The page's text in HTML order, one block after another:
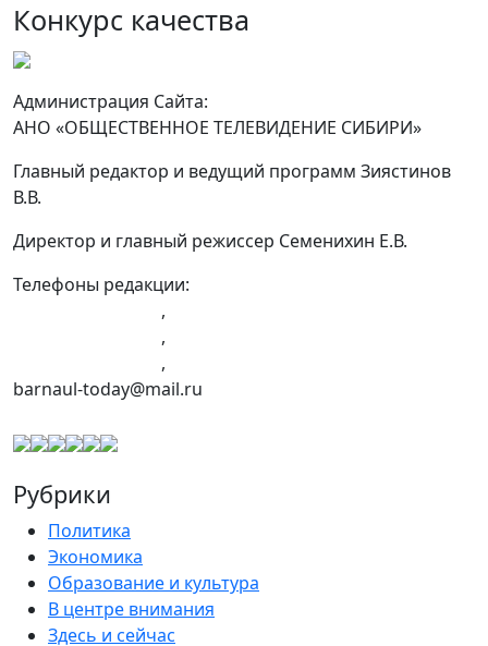
Конкурс качества
Администрация Сайта:
АНО «ОБЩЕСТВЕННОЕ ТЕЛЕВИДЕНИЕ СИБИРИ»
Главный редактор и ведущий программ Зиястинов
В.В.
Директор и главный режиссер Семенихин Е.В.
Телефоны редакции:
,
,
,
barnaul-today@mail.ru
Рубрики
Политика
Экономика
Образование и культура
В центре внимания
Здесь и сейчас